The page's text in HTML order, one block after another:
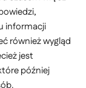
informacji
również wygląd
jest
później